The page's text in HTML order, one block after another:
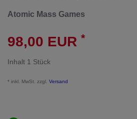
Atomic Mass Games
98,00 EUR *
Inhalt 1 Stück
* inkl. MwSt. zzgl. Versand